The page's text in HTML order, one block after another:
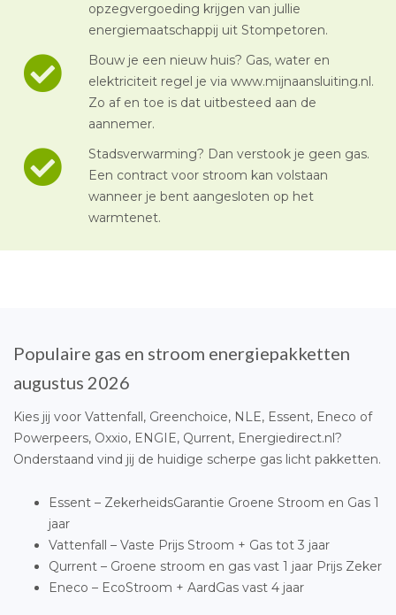
opzegvergoeding krijgen van jullie
energiemaatschappij uit Stompetoren.
Bouw je een nieuw huis? Gas, water en
elektriciteit regel je via www.mijnaansluiting.nl.
Zo af en toe is dat uitbesteed aan de
aannemer.
Stadsverwarming? Dan verstook je geen gas.
Een contract voor stroom kan volstaan
wanneer je bent aangesloten op het
warmtenet.
Populaire gas en stroom energiepakketten
augustus 2026
Kies jij voor Vattenfall, Greenchoice, NLE, Essent, Eneco of
Powerpeers, Oxxio, ENGIE, Qurrent, Energiedirect.nl?
Onderstaand vind jij de huidige scherpe gas licht pakketten.
Essent – ZekerheidsGarantie Groene Stroom en Gas 1
jaar
Vattenfall – Vaste Prijs Stroom + Gas tot 3 jaar
Qurrent – Groene stroom en gas vast 1 jaar Prijs Zeker
Eneco – EcoStroom + AardGas vast 4 jaar